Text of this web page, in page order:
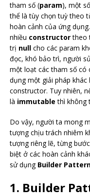
tham số (param), một
thể là tùy chọn tuỳ theo
hoàn cảnh của ứng
nhiều constructortheo
trị null cho các param
đọc, khó bảo trì, người
một loạt các tham số có
dụng một giải pháp khác
constructor. Tuy nhiên,
là immutable thì không
Do vậy, người ta mong
tượng chịu trách nhiêm
tượng riêng lẽ, từng
biệt ở các hoàn cảnh
sử dụng Builder
1. Builder